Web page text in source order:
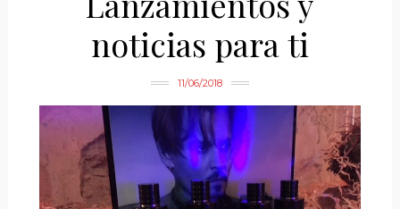
noticias para ti
11/06/2018